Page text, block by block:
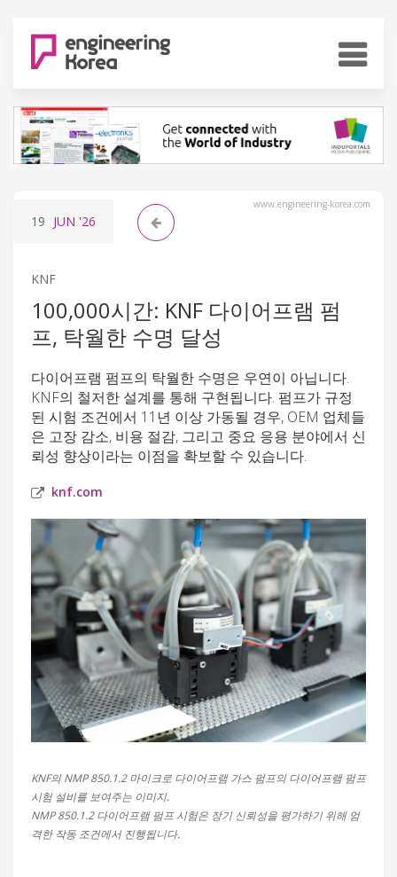
www.engineering-korea.com
19 JUN '26
KNF
100,000시간: KNF 다이어프램 펌
프, 탁월한 수명 달성
다이어프램 펌프의 탁월한 수명은 우연이 아닙니다.
KNF의 철저한 설계를 통해 구현됩니다. 펌프가 규정
된 시험 조건에서 11년 이상 가동될 경우, OEM 업체들
은 고장 감소, 비용 절감, 그리고 중요 응용 분야에서 신
뢰성 향상이라는 이점을 확보할 수 있습니다.
knf.com
KNF의 NMP 850.1.2 마이크로 다이어프램 가스 펌프의 다이어프램 펌프
시험 설비를 보여주는 이미지.
NMP 850.1.2 다이어프램 펌프 시험은 장기 신뢰성을 평가하기 위해 엄
격한 작동 조건에서 진행됩니다.